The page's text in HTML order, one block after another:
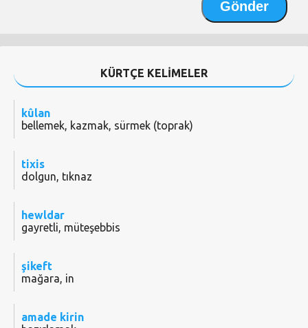
KÜRTÇE KELİMELER
kûlan
bellemek, kazmak, sürmek (toprak)
tixis
dolgun, tıknaz
hewldar
gayretli, müteşebbis
şikeft
mağara, in
amade kirin